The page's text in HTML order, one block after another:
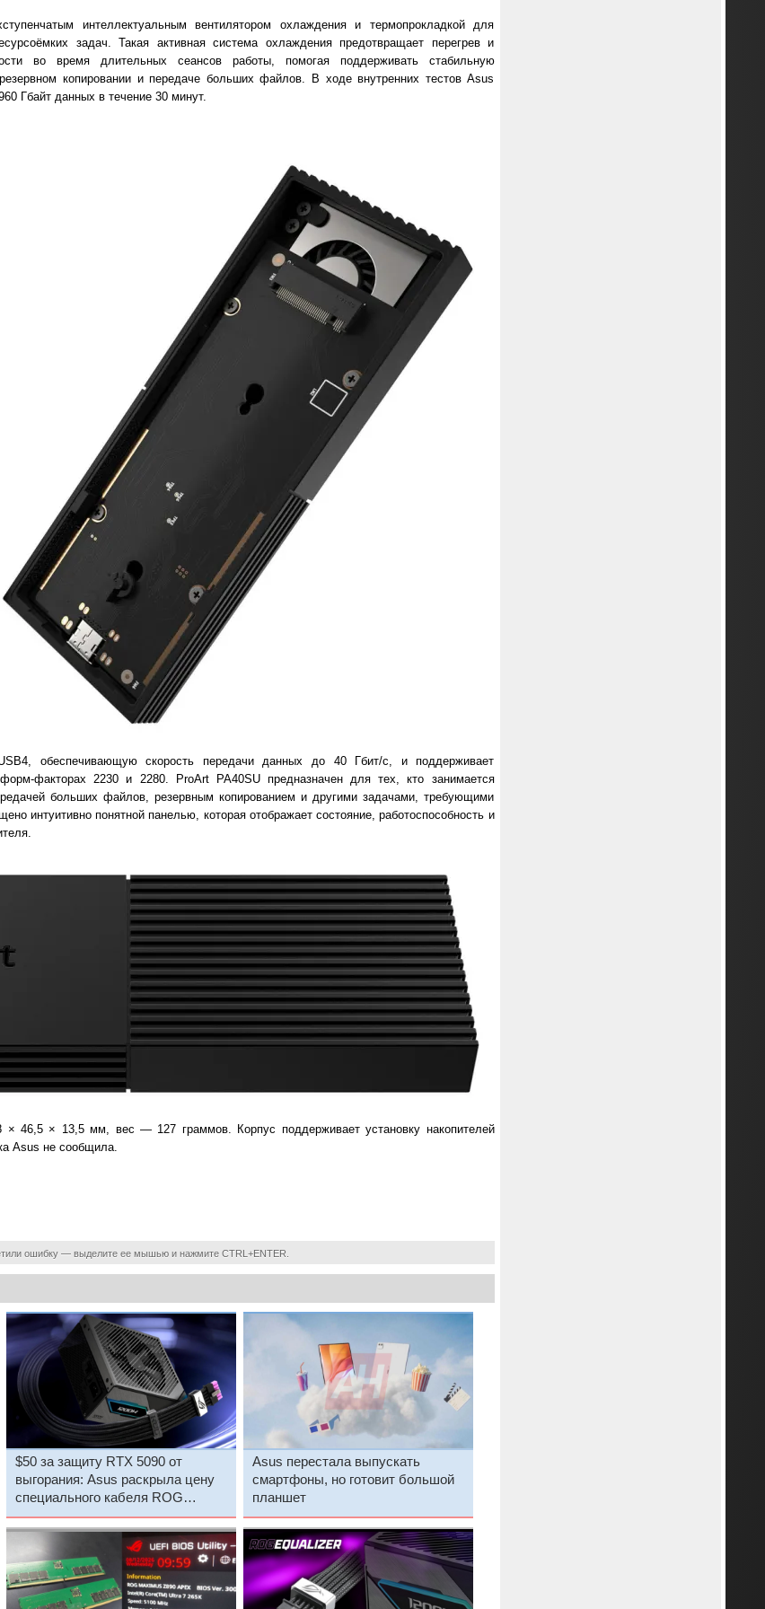
интеллектуальным вентилятором охлаждения и термопрокладкой для
задач. Такая активная система охлаждения предотвращает перегрев и
во время длительных сеансов работы, помогая поддерживать стабильную
копировании и передаче больших файлов. В ходе внутренних тестов Asus
Гбайт данных в течение 30 минут.
обеспечивающую скорость передачи данных до 40 Гбит/с, и поддерживает
факторах 2230 и 2280. ProArt PA40SU предназначен для тех, кто занимается
больших файлов, резервным копированием и другими задачами, требующими
интуитивно понятной панелью, которая отображает состояние, работоспособность и
× 46,5 × 13,5 мм, вес — 127 граммов. Корпус поддерживает установку накопителей
Asus не сообщила.
ошибку — выделите ее мышью и нажмите CTRL+ENTER.
$50 за защиту RTX 5090 от
выгорания: Asus раскрыла цену
специального кабеля ROG
Equalizer
Asus перестала выпускать
смартфоны, но готовит большой
планшет